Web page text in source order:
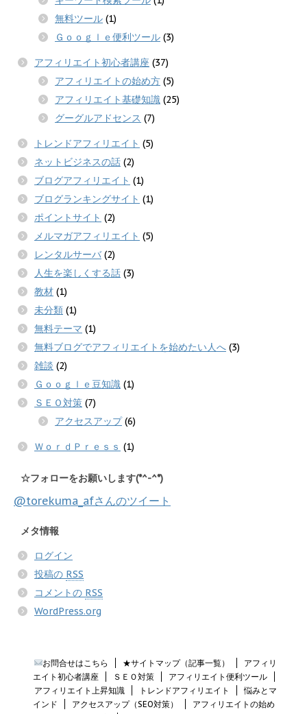
無料ツール (1)
Ｇｏｏｇｌｅ便利ツール (3)
アフィリエイト初心者講座 (37)
アフィリエイトの始め方 (5)
アフィリエイト基礎知識 (25)
グーグルアドセンス (7)
トレンドアフィリエイト (5)
ネットビジネスの話 (2)
ブログアフィリエイト (1)
ブログランキングサイト (1)
ポイントサイト (2)
メルマガアフィリエイト (5)
レンタルサーバ(2)
人生を楽しくする話 (3)
教材 (1)
未分類 (1)
無料テーマ (1)
無料ブログでアフィリエイトを始めたい人へ (3)
雑談 (2)
Ｇｏｏｇｌｅ豆知識 (1)
ＳＥＯ対策 (7)
アクセスアップ(6)
ＷｏｒｄＰｒｅｓｓ (1)
☆フォローをお願いします(*^-^*)
@torekuma_afさんのツイート
メタ情報
ログイン
投稿の RSS
コメントの RSS
WordPress.org
お問合せはこちら ★サイトマップ（記事一覧）
アフィリ
エイト初心者講座
ＳＥＯ対策
アフィリエイト便利ツール
アフィリエイト上昇知識
トレンドアフィリエイト
悩みとマ
インド
アクセスアップ（SEO対策）
アフィリエイトの始め